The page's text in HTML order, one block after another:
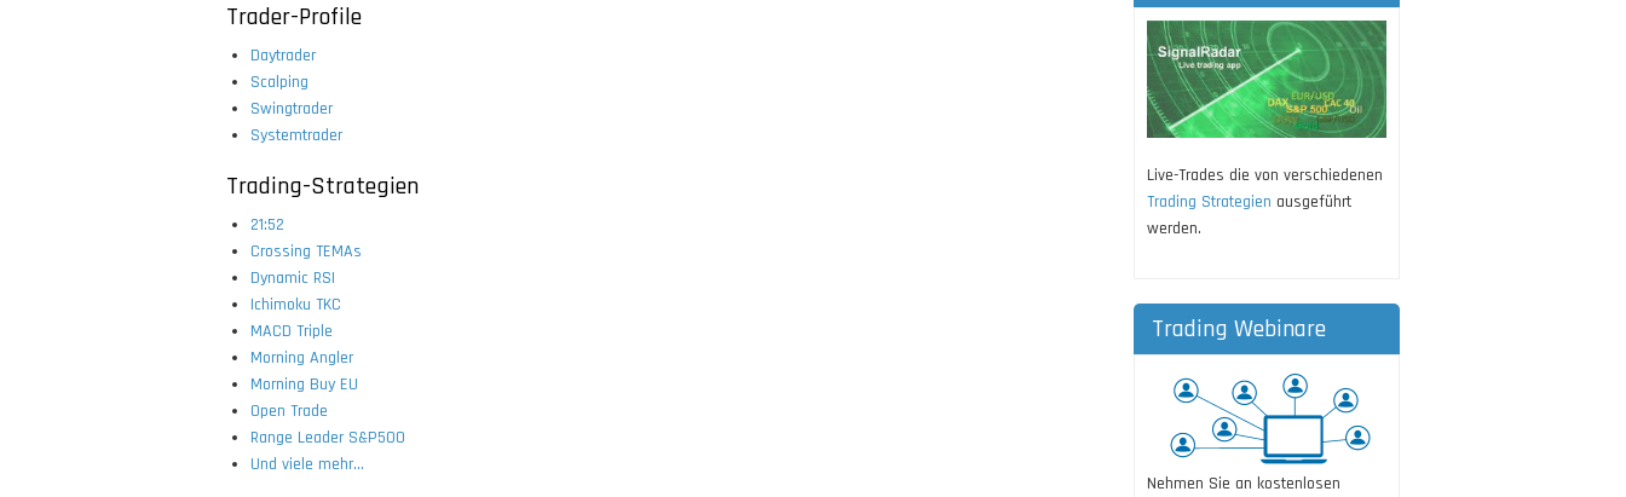
Trader-Profile
Daytrader
Scalping
Swingtrader
Systemtrader
Trading-Strategien
21:52
Crossing TEMAs
Dynamic RSI
Ichimoku TKC
MACD Triple
Morning Angler
Morning Buy EU
Open Trade
Range Leader S&P500
Und viele mehr...
Live-Trades die von verschiedenen
Trading Strategien ausgeführt
werden.
Trading Webinare
Nehmen Sie an kostenlosen